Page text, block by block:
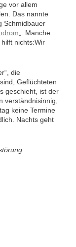
vor allem
Das nannte
Schmidbauer
„. Manche
nichts:Wir
die
Geflüchteten
geschieht, ist der
verständnisinnig,
keine Termine
Nachts geht